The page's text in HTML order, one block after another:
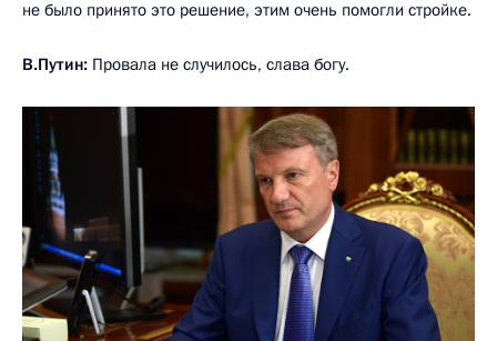
не было принято это решение, этим очень помогли стройке.
В.Путин: Провала не случилось, слава богу.